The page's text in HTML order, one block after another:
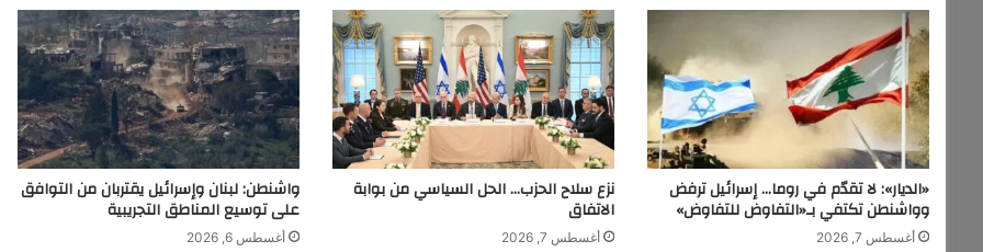
ي
ك
و
ن
ل
ب
ن
ا
ن
ب
ن
و
ا
ش
ن
ط
ن
.
.
.
«الديار»: لا تقدّم في روما… إسرائيل ترفض
وواشنطن تكتفي بـ«التفاوض للتفاوض»
أغسطس 7, 2026
نزع سلاح الحزب… الحل السياسي من بوابة
الاتفاق
أغسطس 7, 2026
واشنطن: لبنان وإسرائيل يقتربان من التوافق
على توسيع المناطق التجريبية
أغسطس 6, 2026